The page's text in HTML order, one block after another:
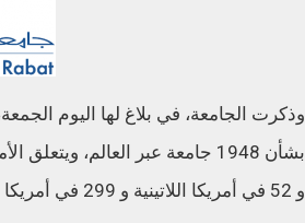
وذكرت الجامعة، في بلاغ لها اليوم
و 52 في أمريكا اللاتينية و 299 في أمريكا الشمالية و 45 في أوقيانوسيا .